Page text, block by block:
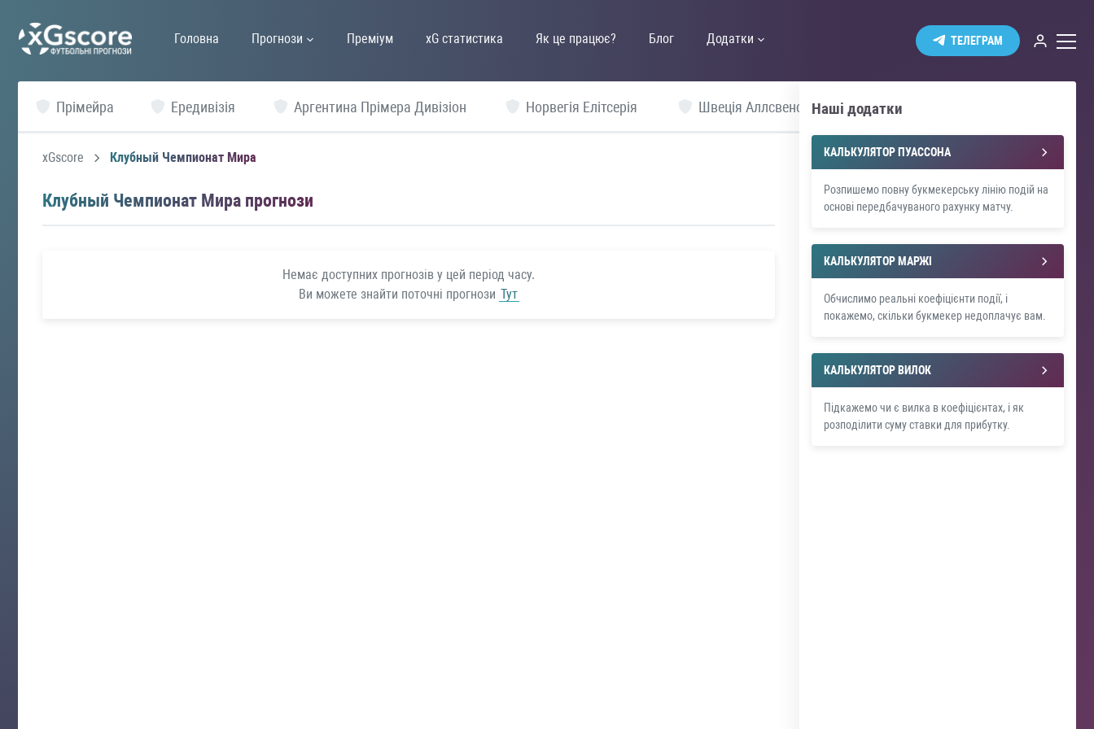
Головна Прогнози Преміум xG статистика Як це працює? Блог Додатки ТЕЛЕГРАМ
Прімейра Ередивізія Аргентина Прімера Дивізіон Норвегія Елітсерія Швеція Аллсвенскан Прем'єр Ліга
xGscore Клубный Чемпионат Мира
Клубный Чемпионат Мира прогнози
Немає доступних прогнозів у цей період часу.
Ви можете знайти поточні прогнози Тут
Наші додатки
КАЛЬКУЛЯТОР ПУАССОНА
Розпишемо повну букмекерську лінію подій на
основі передбачуваного рахунку матчу.
КАЛЬКУЛЯТОР МАРЖІ
Обчислимо реальні коефіцієнти події, і
покажемо, скільки букмекер недоплачує вам.
КАЛЬКУЛЯТОР ВИЛОК
Підкажемо чи є вилка в коефіцієнтах, і як
розподілити суму ставки для прибутку.